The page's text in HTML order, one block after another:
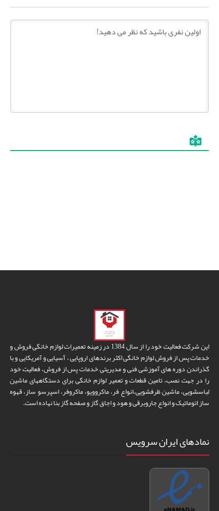
این شرکت فعالیت خود را از سال 1384 در زمینه تعمیرات لوازم خانگی فروش و
خدمات پس از فروش لوازم خانگی اکثر برندهای اروپایی ، آسیایی و آمریکایی و با
گذراندن دوره های آموزشی فنی و مدیریتی خدمات پس از فروش، فعالیت خود
را در جهت نصب، تامین قطعات و تعمیر لوازم خانگی برای دستگاههای ماشین
لباسشویی، ماشین ظرفشویی،انواع فر، ماکروویو، ماکروفر، اسپرسو ساز، قهوه
ساز اتوماتیک و انواع جاروبرقی و هود و اجاق گاز و صفحه گاز بنا نهاده است.
نمادهای ایران سرویس